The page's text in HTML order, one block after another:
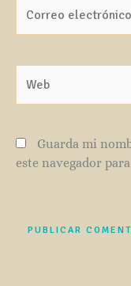
electrónico*
Guarda mi
este navegador